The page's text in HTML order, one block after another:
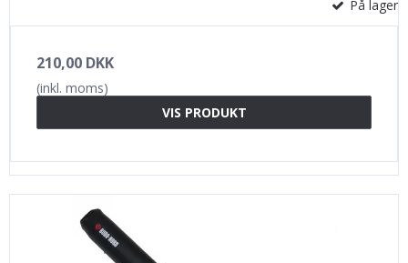
På lager
210,00 DKK
(inkl. moms)
VIS PRODUKT